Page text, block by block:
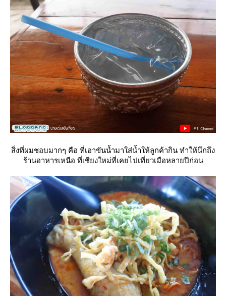
สิ่งที่ผมชอบมากๆ คือ ที่เอาขันน้ำมาใส่น้ำให้ลูกค้ากิน ทำให้นึกถึง
ร้านอาหารเหนือ ที่เชียงใหม่ที่เคยไปเที่ยวเมือหลายปีก่อน